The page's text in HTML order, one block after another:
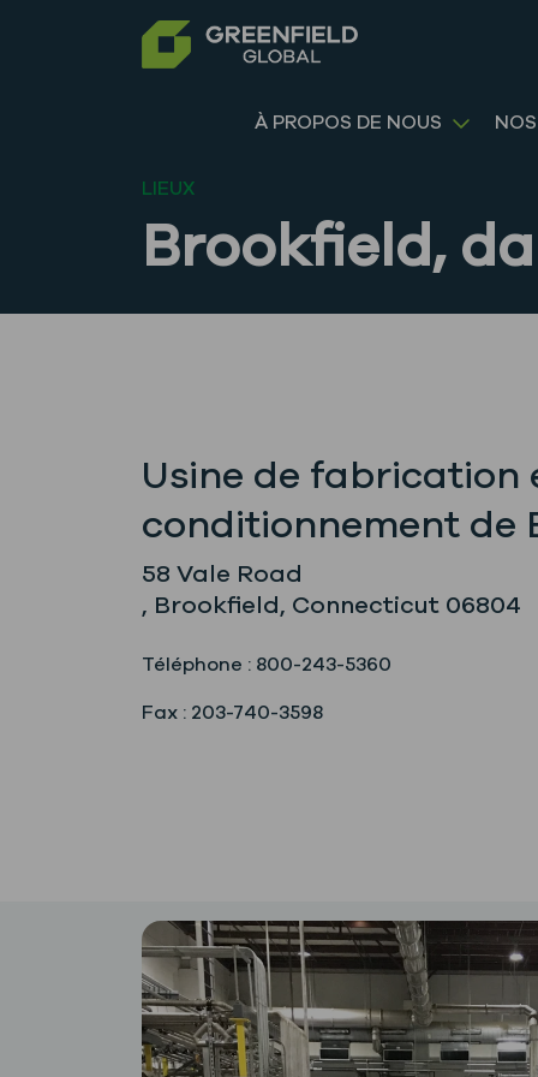
À PROPOS DE NOUS
LIEUX
Brookfield,
Usine de fabrication
conditionnement de
58 Vale Road
, Brookfield, Connecticut 06804
Téléphone : 800-243-5360
Fax : 203-740-3598